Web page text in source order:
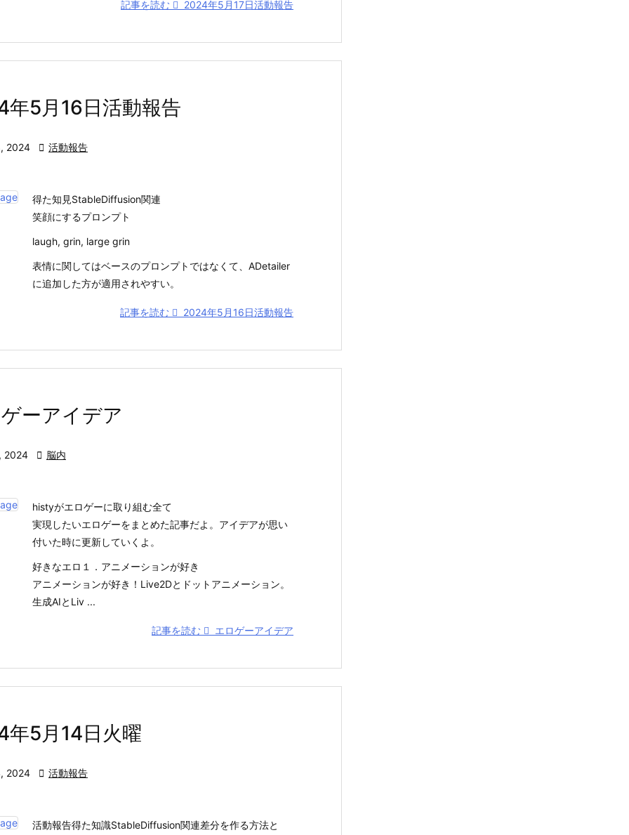
記事を読む 2024年5月17日活動報告
年5月16日活動報告
2024  活動報告
得た知見StableDiffusion関連
笑顔にするプロンプト
laugh, grin, large grin
表情に関してはベースのプロンプトではなくて、ADetailer
に追加した方が適用されやすい。
記事を読む 2024年5月16日活動報告
ーアイデア
2024  脳内
histyがエロゲーに取り組む全て
実現したいエロゲーをまとめた記事だよ。アイデアが思い
付いた時に更新していくよ。
好きなエロ１．アニメーションが好き
アニメーションが好き！Live2Dとドットアニメーション。
生成AIとLiv ...
記事を読む エロゲーアイデア
年5月14日火曜
2024  活動報告
活動報告得た知識StableDiffusion関連差分を作る方法と